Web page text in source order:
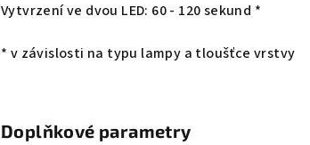
Vytvrzení ve dvou LED: 60 - 120 sekund *
* v závislosti na typu lampy a tloušťce vrstvy
Doplňkové parametry